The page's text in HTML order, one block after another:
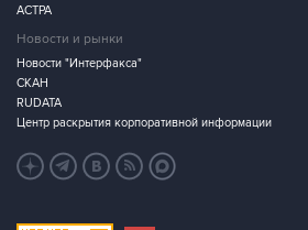
АСТРА
Новости и рынки
Новости "Интерфакса"
СКАН
RUDATA
Центр раскрытия корпоративной информации